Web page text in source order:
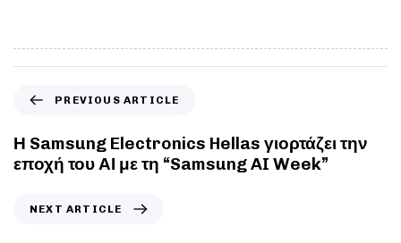
PREVIOUS ARTICLE
Η Samsung Electronics Hellas γιορτάζει την
εποχή του ΑΙ με τη “Samsung AI Week”
NEXT ARTICLE